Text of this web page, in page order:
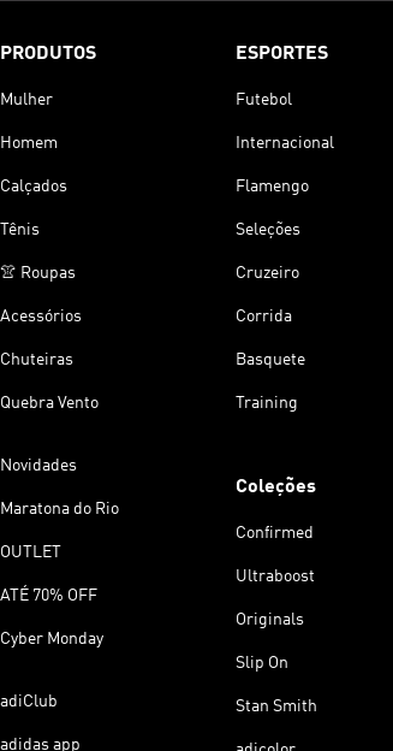
PRODUTOS
Mulher
Homem
Calçados
Tênis
👚 Roupas
Acessórios
Chuteiras
Quebra Vento
Novidades
Maratona do Rio
OUTLET
ATÉ 70% OFF
Cyber Monday
adiClub
adidas app
ESPORTES
Futebol
Internacional
Flamengo
Seleções
Cruzeiro
Corrida
Basquete
Training
Coleções
Confirmed
Ultraboost
Originals
Slip On
Stan Smith